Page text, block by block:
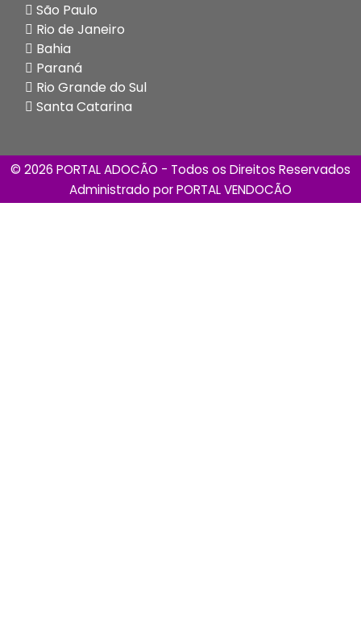
São Paulo
Rio de Janeiro
Bahia
Paraná
Rio Grande do Sul
Santa Catarina
© 2026 PORTAL ADOCÃO - Todos os Direitos Reservados
Administrado porPORTAL VENDOCÃO